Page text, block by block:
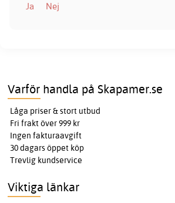
Ja
Nej
Varför handla på Skapamer.se
Låga priser & stort utbud
Fri frakt över 999 kr
Ingen fakturaavgift
30 dagars öppet köp
Trevlig kundservice
Viktiga länkar